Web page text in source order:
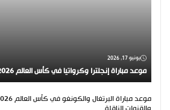
يونيو 17, 2026
موعد مباراة إنجلترا وكرواتيا في كأس العالم 2026 والقنوات الناقلة
موعد مباراة البرتغال والكونغو في كأس العالم 2026